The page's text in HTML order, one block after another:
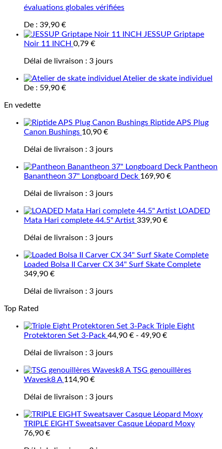
évaluations globales vérifiées
De : 39,90 €
JESSUP Griptape
Noir 11 INCH 0,79 €
Délai de livraison : 3 jours
Atelier de skate individuel
De : 59,90 €
En vedette
Riptide APS Plug
Canon Bushings 10,90 €
Délai de livraison : 3 jours
Pantheon
Banantheon 37" Longboard Deck 169,90 €
Délai de livraison : 3 jours
LOADED
Mata Hari complete 44.5" Artist 339,90 €
Délai de livraison : 3 jours
Loaded Bolsa II Carver CX 34" Surf Skate Complete
349,90 €
Délai de livraison : 3 jours
Top Rated
Triple Eight
Protektoren Set 3-Pack 44,90 € - 49,90 €
Délai de livraison : 3 jours
TSG genouillères
Wavesk8 A 114,90 €
Délai de livraison : 3 jours
TRIPLE EIGHT Sweatsaver Casque Léopard Moxy
76,90 €